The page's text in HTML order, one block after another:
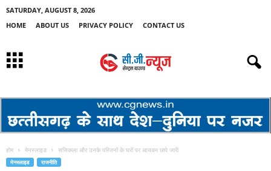
SATURDAY, AUGUST 8, 2026
HOME
ABOUT US PRIVACY POLICY CONTACT US
होम मेनस्लाइड ससिकला और उनके परिजनों के घरों पर आयकर छापे जारी
मेनस्लाइड राजनीति